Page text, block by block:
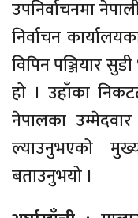
उपनिर्वाचनमा
निर्वाचन
विपिन पञ्जियार
हो । उहाँका निकटतम
नेपालका
ल्याउनुभएको
बताउनुभयो ।